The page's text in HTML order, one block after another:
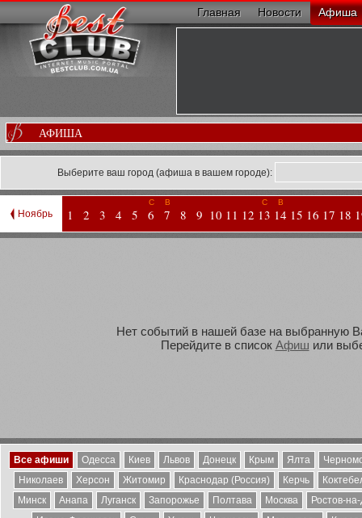
Главная Новости Афиша
АФИША
Выберите ваш город (афиша в вашем городе):
Ноябрь 1 2 3 4 5
С
6
В
7 8 9 10 11 12
С
13
В
14 15 16 17 18
Нет событий в нашей базе на выбранную
Перейдите в список Афиш или
Все афиши Одесса Киев Львов Донецк Крым Ялта
Николаев
Херсон Житомир Краснодар (Россия) Керчь
Минск
Анапа Луганск Запорожье Полтава Москва
Ростов-